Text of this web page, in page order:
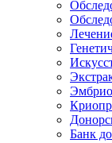
Банк